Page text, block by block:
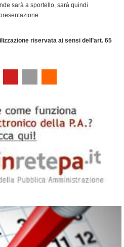
sarà a sportello, sarà quindi
riservata ai sensi dell’art. 65